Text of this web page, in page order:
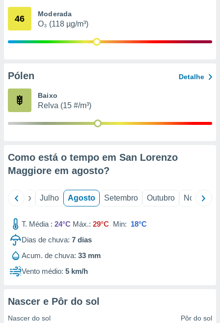
através
estudos
1199
46 Moderada
O₃ (118 µg/m³)
Pólen Detalhe
Baixo
Relva (15 #/m³)
Como está o tempo em San Lorenzo
Maggiore em agosto?
Junho Julho Agosto Setembro Outubro Novembro
T. Média : 24°C Máx.: 29°C Min: 18°C
Dias de chuva: 7 dias
Acum. de chuva: 33 mm
Vento médio: 5 km/h
Nascer e Pôr do sol
Nascer do sol Pôr do sol